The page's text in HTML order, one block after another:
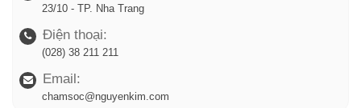
23/10 - TP. Nha Trang
Điện thoại:
(028) 38 211 211
Email:
chamsoc@nguyenkim.com